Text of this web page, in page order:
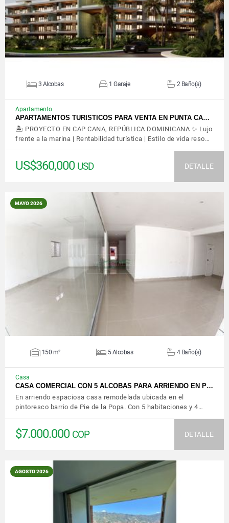
3 Alcobas 1 Garaje 2 Baño(s)
Apartamento
APARTAMENTOS TURISTICOS PARA VENTA EN PUNTA CA…
🏝️ PROYECTO EN CAP CANA, REPÚBLICA DOMINICANA ✨ Lujo
frente a la marina | Rentabilidad turística | Estilo de vida reso…
US$360,000 USD DETALLE
MAYO 2026
VER DETALLES
150 m² 5 Alcobas 4 Baño(s)
Casa
CASA COMERCIAL CON 5 ALCOBAS PARA ARRIENDO EN P…
En arriendo espaciosa casa remodelada ubicada en el
pintoresco barrio de Pie de la Popa. Con 5 habitaciones y 4…
$7.000.000 COP DETALLE
AGOSTO 2026